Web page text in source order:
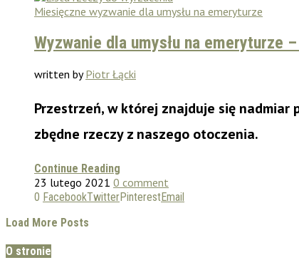
Miesięczne wyzwanie dla umysłu na emeryturze
Wyzwanie dla umysłu na emeryturze
written byPiotr Łącki
Przestrzeń, w której znajduje się nadmiar
zbędne rzeczy z naszego otoczenia.
Continue Reading
23 lutego 2021 0 comment
0 FacebookTwitterPinterestEmail
Load More Posts
O stronie